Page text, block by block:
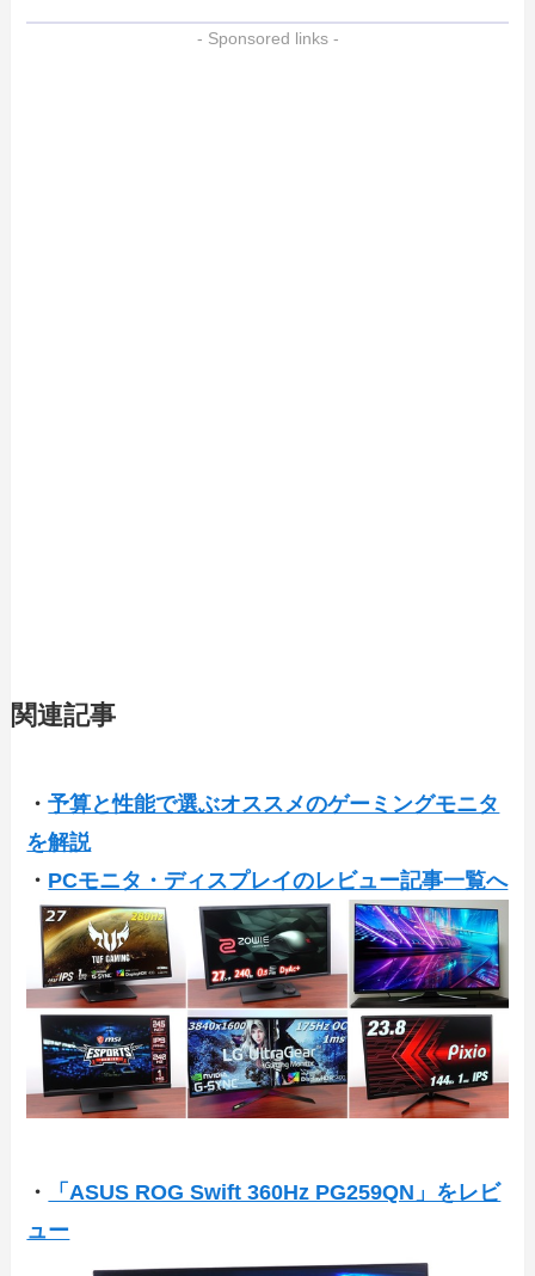
- Sponsored links -
関連記事
・予算と性能で選ぶオススメのゲーミングモニタ
を解説
・ PCモニタ・ディスプレイのレビュー記事一覧へ
・
「ASUS ROG Swift 360Hz PG259QN」をレビ
ュー